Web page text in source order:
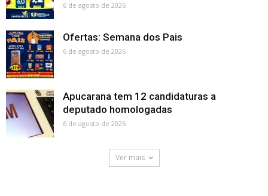
6 de agosto de 2026
Ofertas: Semana dos Pais
6 de agosto de 2026
Apucarana tem 12 candidaturas a
deputado homologadas
6 de agosto de 2026
Ver mais